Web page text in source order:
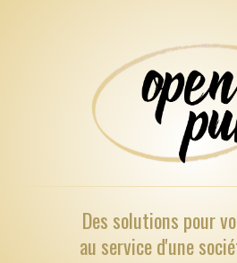
Des solutions pour
au service d'une